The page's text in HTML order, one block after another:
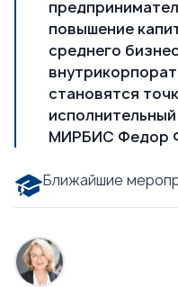
повышение
среднего
становятся
МИРБИС Федор
Ближайшие